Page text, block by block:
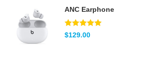
ANC Earphone
Note5.00
sur 5
$129.00